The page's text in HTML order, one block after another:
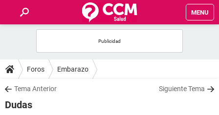
MENU
FOROS
SALUD
Foros Embarazo
Tema Anterior Siguiente Tema
Dudas